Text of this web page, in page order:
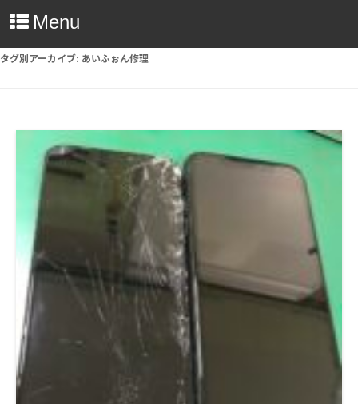
Menu
タグ別アーカイブ: あいふぉん修理